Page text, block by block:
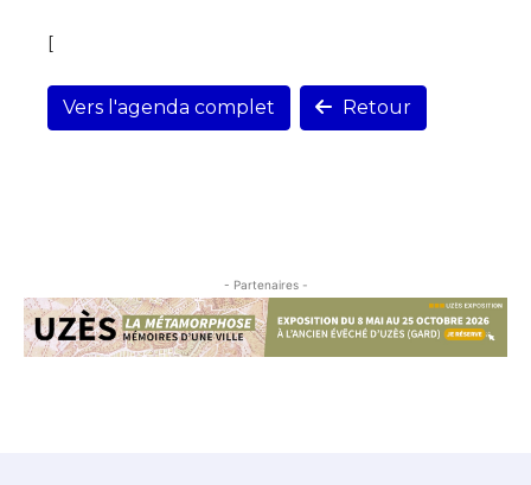
[
Vers l'agenda complet Retour
- Partenaires -